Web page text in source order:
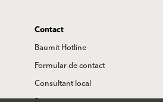
Contact
Baumit Hotline
Formular de contact
Consultant local